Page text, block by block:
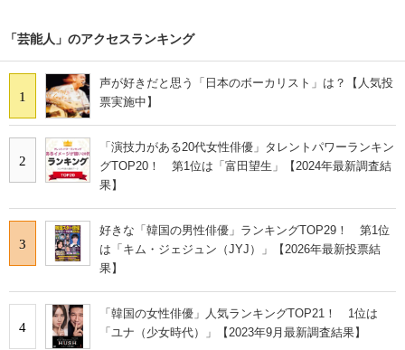
「芸能人」のアクセスランキング
1
声が好きだと思う「日本のボーカリスト」は？【人気投
票実施中】
2
「演技力がある20代女性俳優」タレントパワーランキン
グTOP20！ 第1位は「富田望生」【2024年最新調査結
果】
3
好きな「韓国の男性俳優」ランキングTOP29！ 第1位
は「キム・ジェジュン（JYJ）」【2026年最新投票結
果】
4
「韓国の女性俳優」人気ランキングTOP21！ 1位は
「ユナ（少女時代）」【2023年9月最新調査結果】